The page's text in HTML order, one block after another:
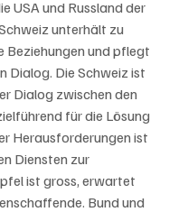
USA und Russland der
unterhält zu
Beziehungen und pflegt
Dialog. Die Schweiz ist
Dialog zwischen den
für die Lösung
Herausforderungen ist
Diensten zur
ist gross, erwartet
Bund und